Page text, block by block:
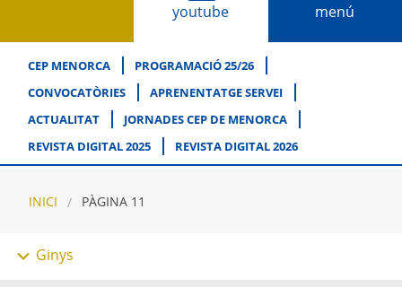
youtube menú
CEP MENORCA
PROGRAMACIÓ 25/26
CONVOCATÒRIES
APRENENTATGE SERVEI
ACTUALITAT
JORNADES CEP DE MENORCA
REVISTA DIGITAL 2025
REVISTA DIGITAL 2026
INICI PÀGINA 11
Ginys